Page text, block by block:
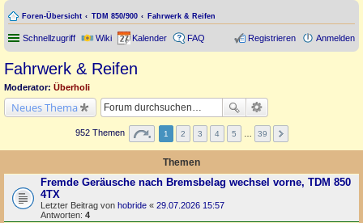
Foren-Übersicht TDM 850/900 Fahrwerk & Reifen
Schnellzugriff Wiki Kalender FAQ Anmelden
Registrieren
Fahrwerk & Reifen
Moderator: Überholi
Neues Thema
952 Themen 1 2 3 4 5 39
Themen
Fremde Geräusche nach Bremsbelag wechsel vorne, TDM 850
4TX
Letzter Beitrag von hobride « 29.07.2026 15:57
Antworten: 4